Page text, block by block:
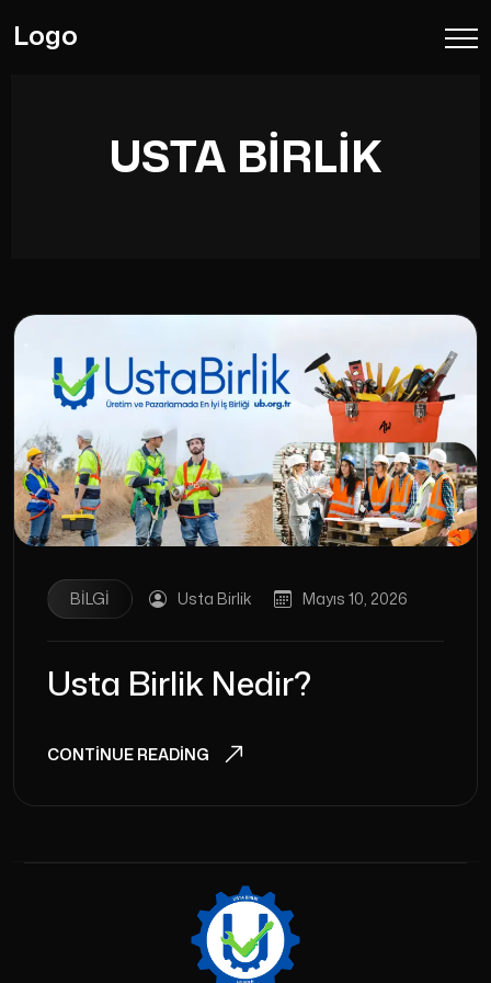
Logo
USTA BIRLIK
BILGI Usta Birlik Mayıs 10, 2026
Usta Birlik Nedir?
CONTINUE READING